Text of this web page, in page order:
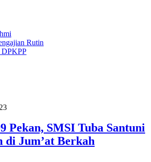
Rutin
DPKPP
Pekan, SMSI Tuba Santuni
di Jum’at Berkah